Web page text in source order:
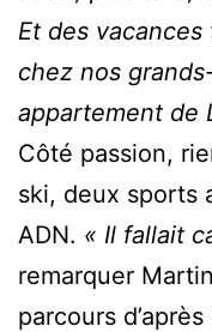
Et des
chez nos
appartement de
Côté passion,
ski, deux sports
ADN. « Il fallait
remarquer
parcours